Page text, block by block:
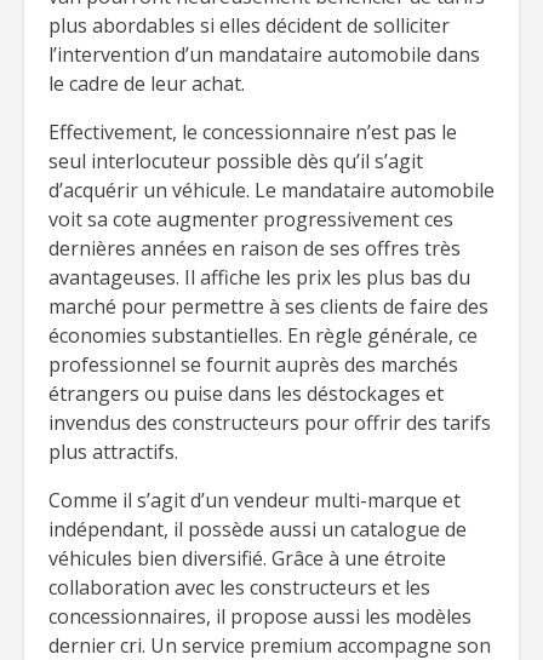
plus abordables si elles décident de solliciter
l’intervention d’un mandataire automobile dans
le cadre de leur achat.
Effectivement, le concessionnaire n’est pas le
seul interlocuteur possible dès qu’il s’agit
d’acquérir un véhicule. Le mandataire automobile
voit sa cote augmenter progressivement ces
dernières années en raison de ses offres très
avantageuses. Il affiche les prix les plus bas du
marché pour permettre à ses clients de faire des
économies substantielles. En règle générale, ce
professionnel se fournit auprès des marchés
étrangers ou puise dans les déstockages et
invendus des constructeurs pour offrir des tarifs
plus attractifs.
Comme il s’agit d’un vendeur multi-marque et
indépendant, il possède aussi un catalogue de
véhicules bien diversifié. Grâce à une étroite
collaboration avec les constructeurs et les
concessionnaires, il propose aussi les modèles
dernier cri. Un service premium accompagne son